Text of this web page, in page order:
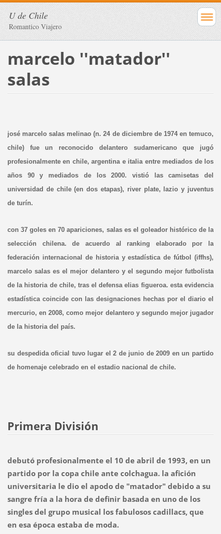
U de Chile
Romantico Viajero
marcelo ''matador''
salas
josé marcelo salas melinao (n. 24 de diciembre de 1974 en temuco,
chile) fue un reconocido delantero sudamericano que jugó
profesionalmente en chile, argentina e italia entre mediados de los
años 90 y mediados de los 2000. vistió las camisetas del
universidad de chile (en dos etapas), river plate, lazio y juventus
de turín.
con 37 goles en 70 apariciones, salas es el goleador histórico de la
selección chilena. de acuerdo al ranking elaborado por la
federación internacional de historia y estadística de fútbol (iffhs),
marcelo salas es el mejor delantero y el segundo mejor futbolista
de la historia de chile, tras el defensa elias figueroa. esta evidencia
estadística coincide con las designaciones hechas por el diario el
mercurio, en 2008, como mejor delantero y segundo mejor jugador
de la historia del país.
su despedida oficial tuvo lugar el 2 de junio de 2009 en un partido
de homenaje celebrado en el estadio nacional de chile.
Primera División
debutó profesionalmente el 10 de abril de 1993, en un
partido por la copa chile ante colchagua. la afición
universitaria le dio el apodo de "matador" debido a su
sangre fría a la hora de definir basada en uno de los
singles del grupo musical los fabulosos cadillacs, que
en esa época estaba de moda.